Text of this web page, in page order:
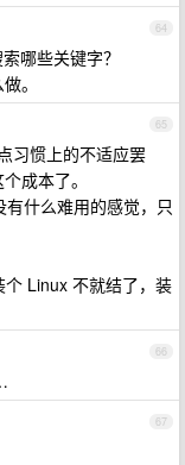
64
哪些关键字？
。
65
习惯上的不适应罢
成本了。
什么难用的感觉，只
Linux 不就结了，装
66
67